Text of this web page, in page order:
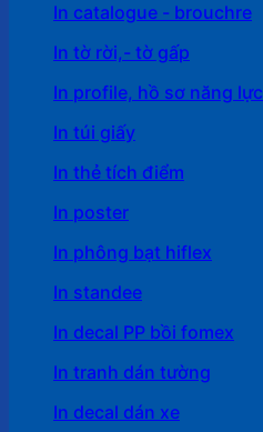
In catalogue - brouchre
In tờ rời,- tờ gấp
In profile, hồ sơ năng lực
In túi giấy
In thẻ tích điểm
In poster
In phông bạt hiflex
In standee
In decal PP bồi fomex
In tranh dán tường
In decal dán xe